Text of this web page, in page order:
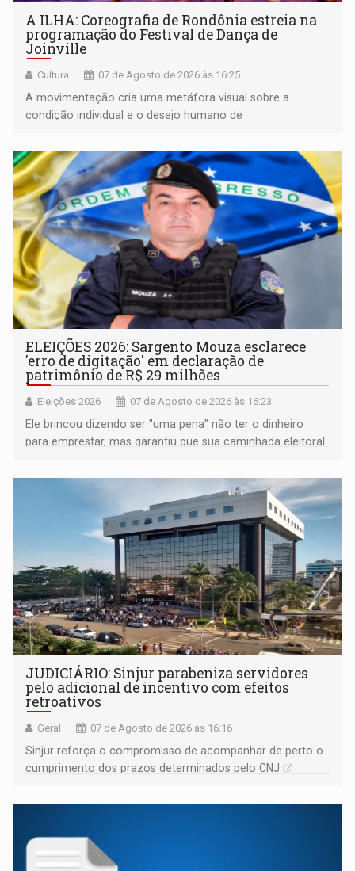
A ILHA: Coreografia de Rondônia estreia na
programação do Festival de Dança de
Joinville
Cultura 07 de Agosto de 2026 às 16:25
A movimentação cria uma metáfora visual sobre a
condição individual e o desejo humano de
ELEIÇÕES 2026: Sargento Mouza esclarece
'erro de digitação' em declaração de
patrimônio de R$ 29 milhões
Eleições 2026 07 de Agosto de 2026 às 16:23
Ele brincou dizendo ser "uma pena" não ter o dinheiro
para emprestar, mas garantiu que sua caminhada eleitoral
JUDICIÁRIO: Sinjur parabeniza servidores
pelo adicional de incentivo com efeitos
retroativos
Geral 07 de Agosto de 2026 às 16:16
Sinjur reforça o compromisso de acompanhar de perto o
cumprimento dos prazos determinados pelo CNJ